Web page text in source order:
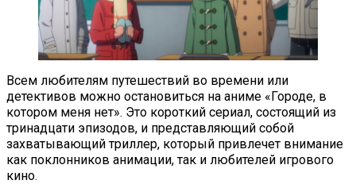
Всем любителям путешествий во времени или
детективов можно остановиться на аниме «Городе, в
котором меня нет». Это короткий сериал, состоящий из
тринадцати эпизодов, и представляющий собой
захватывающий триллер, который привлечет внимание
как поклонников анимации, так и любителей игрового
кино.